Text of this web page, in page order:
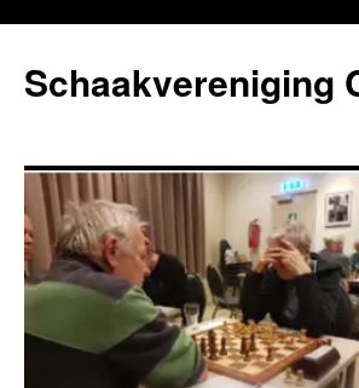
de
inhoud
Schaakvereniging